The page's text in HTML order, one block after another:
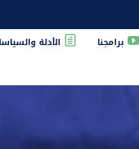
برامجنا الأدلة